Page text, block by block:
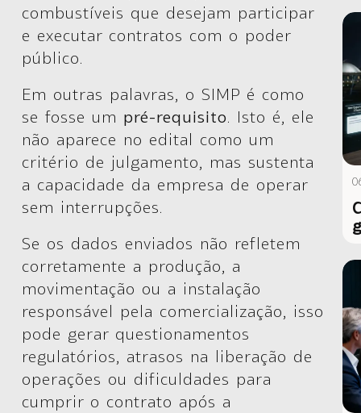
combustíveis que desejam participar
e executar contratos com o poder
público.
Em outras palavras, o SIMP é como
se fosse um pré-requisito. Isto é, ele
não aparece no edital como um
critério de julgamento, mas sustenta
a capacidade da empresa de operar
sem interrupções.
Se os dados enviados não refletem
corretamente a produção, a
movimentação ou a instalação
responsável pela comercialização, isso
pode gerar questionamentos
regulatórios, atrasos na liberação de
operações ou dificuldades para
cumprir o contrato após a